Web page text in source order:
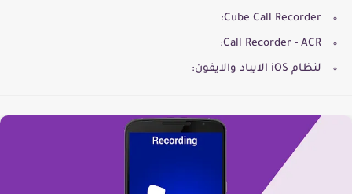
Cube Call Recorder:
Call Recorder - ACR:
لنظام iOS الايباد والايفون: